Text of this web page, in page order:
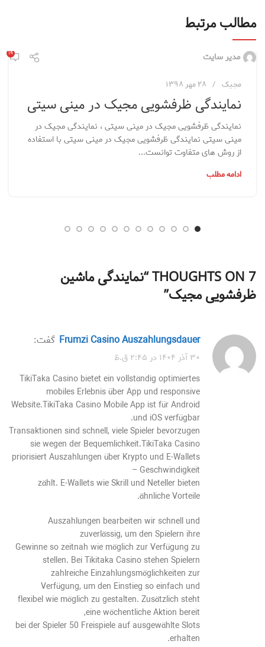
مطالب مرتبط
مدیر سایت ۱۹
مجیک ۲۸ مهر ۱۳۹۸
نمایندگی ظرفشویی مجیک در مینی سیتی
نمایندگی ظرفشویی مجیک در مینی سیتی ، نمایندگی مجیک در
مینی سیتی نمایندگی ظرفشویی مجیک در مینی سیتی با استفاده
از روش های متفاوت توانست...
ادامه مطلب
7 THOUGHTS ON “
نمایندگی ماشین
ظرفشویی مجیک”
Frumzi Casino Auszahlungsdauer گفت:
۳۰ آذر ۱۴۰۴ در ۲:۴۵ ق.ظ
TikiTaka Casino bietet ein vollständig optimiertes
mobiles Erlebnis über App und responsive
Website.TikiTaka Casino Mobile App ist für Android
und iOS verfügbar.
Transaktionen sind schnell, viele Spieler bevorzugen
sie wegen der Bequemlichkeit.TikiTaka Casino
priorisiert Auszahlungen über Krypto und E-Wallets
– Geschwindigkeit
zählt. E-Wallets wie Skrill und Neteller bieten
ähnliche Vorteile.
Auszahlungen bearbeiten wir schnell und
zuverlässig, um den Spielern ihre
Gewinne so zeitnah wie möglich zur Verfügung zu
stellen. Bei Tikitaka Casino stehen Spielern
zahlreiche Einzahlungsmöglichkeiten zur
Verfügung, um den Einstieg so einfach und
flexibel wie möglich zu gestalten. Zusätzlich steht
eine wöchentliche Aktion bereit,
bei der Spieler 50 Freispiele auf ausgewählte Slots
erhalten.